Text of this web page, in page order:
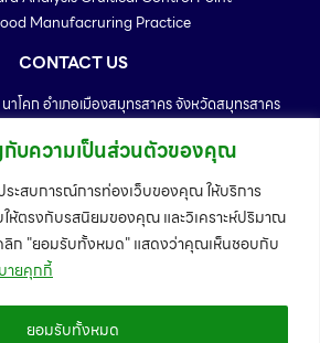
กับความเป็นส่วนตัวของคุณ
ระสบการณ์การท่องเว็บของคุณ ให้บริการ
ห้ตรงกับรสนิยมของคุณ และวิเคราะห์ปริมาณ
คลิก "ยอมรับทั้งหมด" แสดงว่าคุณเห็นชอบกับ
ายคุกกี้
ยอมรับทั้งหมด
Manufacruring Practice
CONTACT US
โคก อำเภอเมืองสมุทรสาคร จังหวัดสมุทรสาคร
74000
: 034-886167 - 72
: info@trffeedmill.com
MAP